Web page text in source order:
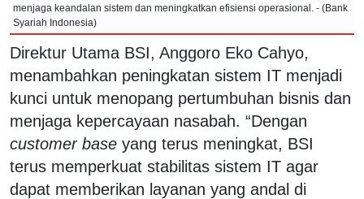
menjaga keandalan sistem dan meningkatkan efisiensi operasional. - (Bank
Syariah Indonesia)
Direktur Utama BSI, Anggoro Eko Cahyo,
menambahkan peningkatan sistem IT menjadi
kunci untuk menopang pertumbuhan bisnis dan
menjaga kepercayaan nasabah. “Dengan
customer base yang terus meningkat, BSI
terus memperkuat stabilitas sistem IT agar
dapat memberikan layanan yang andal di